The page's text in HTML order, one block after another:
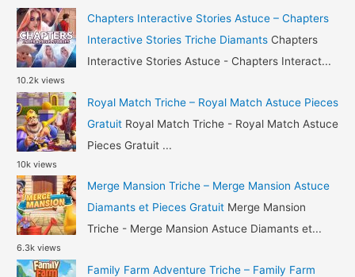
Or
Gratuit
h
f
o
r
:
Chapters Interactive Stories Astuce – Chapters
Interactive Stories Triche Diamants Chapters
Interactive Stories Astuce - Chapters Interact...
10.2k views
Royal Match Triche – Royal Match Astuce Pieces
Gratuit Royal Match Triche - Royal Match Astuce
Pieces Gratuit ...
10k views
Merge Mansion Triche – Merge Mansion Astuce
Diamants et Pieces Gratuit Merge Mansion
Triche - Merge Mansion Astuce Diamants et...
6.3k views
Family Farm Adventure Triche – Family Farm